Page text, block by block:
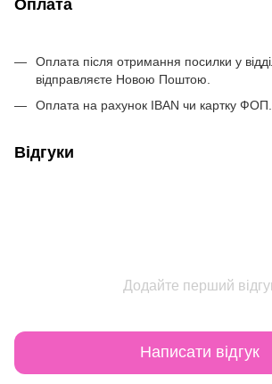
Оплата
Оплата після отримання посилки у
відправляєте Новою Поштою.
Оплата на рахунок IBAN чи картку ФОП.
Відгуки
Додайте перший
Написати відгук